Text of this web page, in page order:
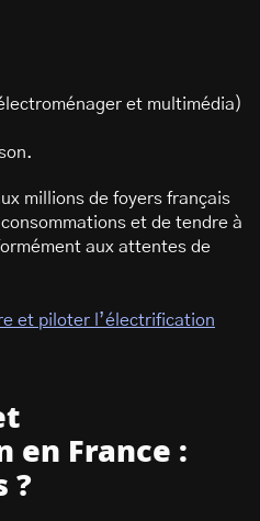
et multimédia)
millions de foyers français
et de tendre à
aux attentes de
et piloter l’électrification
en France :
?